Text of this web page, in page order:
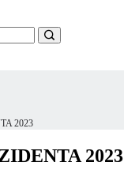
2023
2023